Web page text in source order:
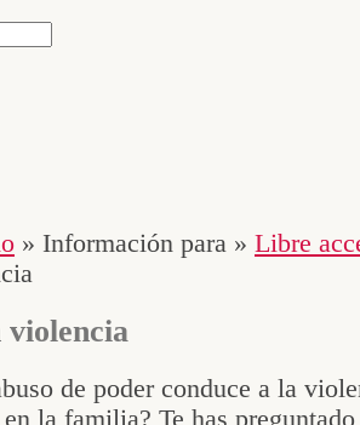
» Información para » Libre
violencia
de poder conduce a la